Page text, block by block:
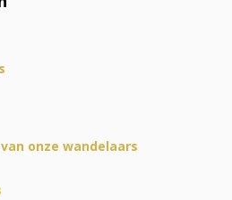
onze wandelaars